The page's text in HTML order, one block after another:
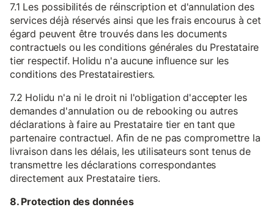
7.1 Les possibilités de réinscription et d'annulation des
services déjà réservés ainsi que les frais encourus à cet
égard peuvent être trouvés dans les documents
contractuels ou les conditions générales du Prestataire
tier respectif. Holidu n'a aucune influence sur les
conditions des Prestatairestiers.
7.2 Holidu n'a ni le droit ni l'obligation d'accepter les
demandes d'annulation ou de rebooking ou autres
déclarations à faire au Prestataire tier en tant que
partenaire contractuel. Afin de ne pas compromettre la
livraison dans les délais, les utilisateurs sont tenus de
transmettre les déclarations correspondantes
directement aux Prestataire tiers.
8. Protection des données